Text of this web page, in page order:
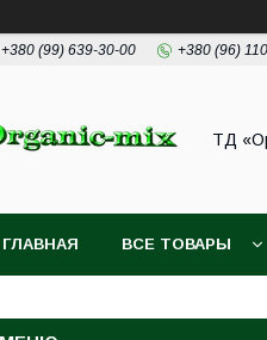
+380 (99) 639-30-00 +380 (96)
ТД
ГЛАВНАЯ ВСЕ ТОВАРЫ